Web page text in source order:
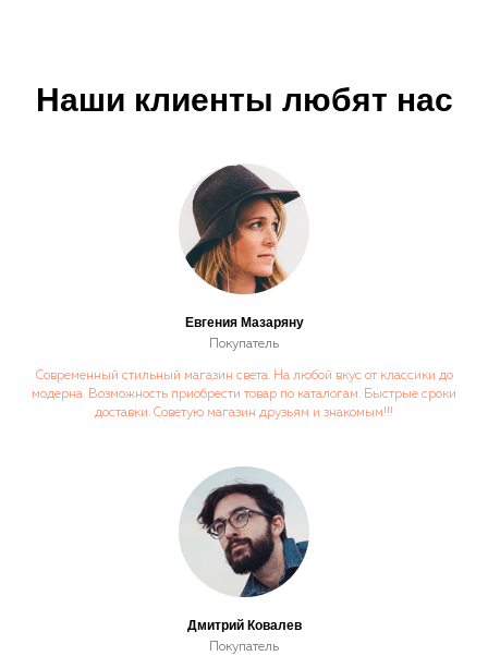
Наши клиенты любят нас
Евгения Мазаряну
Покупатель
Современный стильный магазин света. На любой вкус от классики до
модерна. Возможность приобрести товар по каталогам. Быстрые сроки
доставки. Советую магазин друзьям и знакомым!!!
Дмитрий Ковалев
Покупатель